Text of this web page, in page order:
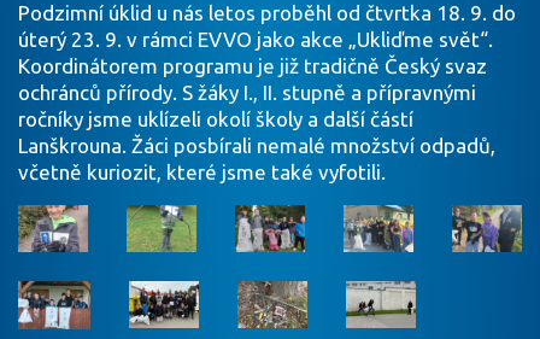
Podzimní úklid u nás letos proběhl od čtvrtka 18. 9. do
úterý 23. 9. v rámci EVVO jako akce „Ukliďme svět“.
Koordinátorem programu je již tradičně Český svaz
ochránců přírody. S žáky I., II. stupně a přípravnými
ročníky jsme uklízeli okolí školy a další částí
Lanškrouna. Žáci posbírali nemalé množství odpadů,
včetně kuriozit, které jsme také vyfotili.